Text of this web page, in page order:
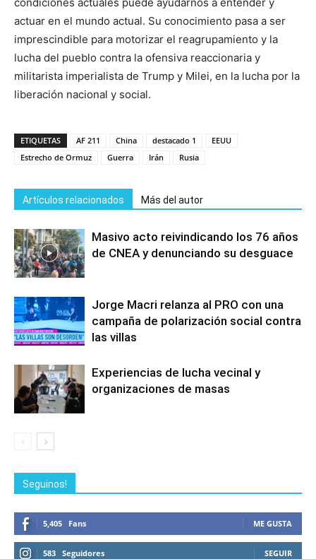
actuar en el mundo actual. Su conocimiento pasa a ser
imprescindible para motorizar el reagrupamiento y la
lucha del pueblo contra la ofensiva reaccionaria y
militarista imperialista de Trump y Milei, en la lucha por la
liberación nacional y social.
ETIQUETAS AF 211 China destacado 1
EEUU
Estrecho de Ormuz
Guerra Irán Rusia
Artículos relacionados Más del autor
Masivo acto reivindicando los 76 años
de CNEA y denunciando su desguace
Jorge Macri relanza al PRO con una
campaña de polarización social contra
las villas
Experiencias de lucha vecinal y
organizaciones de masas
Seguinos!
5,405 Fans ME GUSTA
583 Seguidores SEGUIR